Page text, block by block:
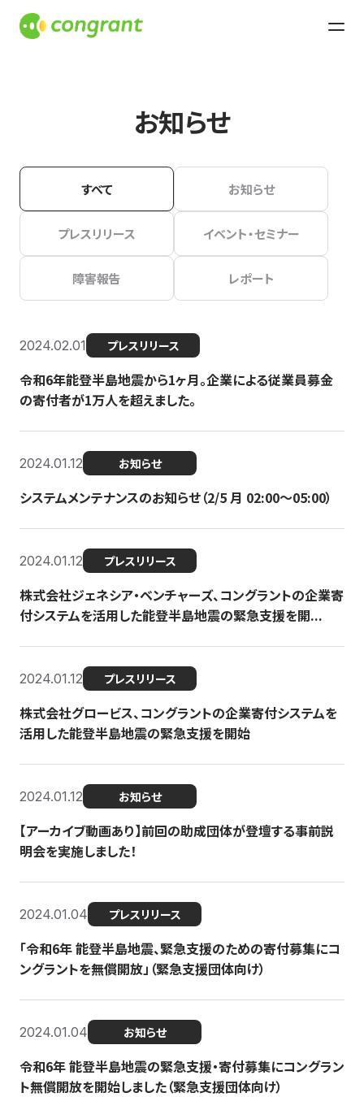
お知らせ
すべて お知らせ
プレスリリース イベント・セミナー
障害報告 レポート
2024.02.01 プレスリリース
令和6年能登半島地震から1ヶ月。企業による従業員募金
の寄付者が1万人を超えました。
2024.01.12 お知らせ
システムメンテナンスのお知らせ（2/5 月 02:00〜05:00）
2024.01.12 プレスリリース
株式会社ジェネシア・ベンチャーズ、コングラントの企業寄
付システムを活用した能登半島地震の緊急支援を開...
2024.01.12 プレスリリース
株式会社グロービス、コングラントの企業寄付システムを
活用した能登半島地震の緊急支援を開始
2024.01.12 お知らせ
【アーカイブ動画あり】前回の助成団体が登壇する事前説
明会を実施しました！
2024.01.04 プレスリリース
「令和6年 能登半島地震、緊急支援のための寄付募集にコ
ングラントを無償開放」（緊急支援団体向け）
2024.01.04 お知らせ
令和6年 能登半島地震の緊急支援・寄付募集にコングラン
ト無償開放を開始しました（緊急支援団体向け）